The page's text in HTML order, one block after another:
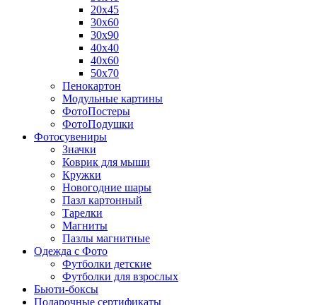
20х45
30х60
30х90
40х40
40х60
50х70
Пенокартон
Модульные картины
ФотоПостеры
ФотоПодушки
Фотоcувениры
Значки
Коврик для мыши
Кружки
Новогодние шары
Пазл картонный
Тарелки
Магниты
Пазлы магнитные
Одежда с Фото
Футболки детские
Футболки для взрослых
Бьюти-боксы
Подарочные сертификаты